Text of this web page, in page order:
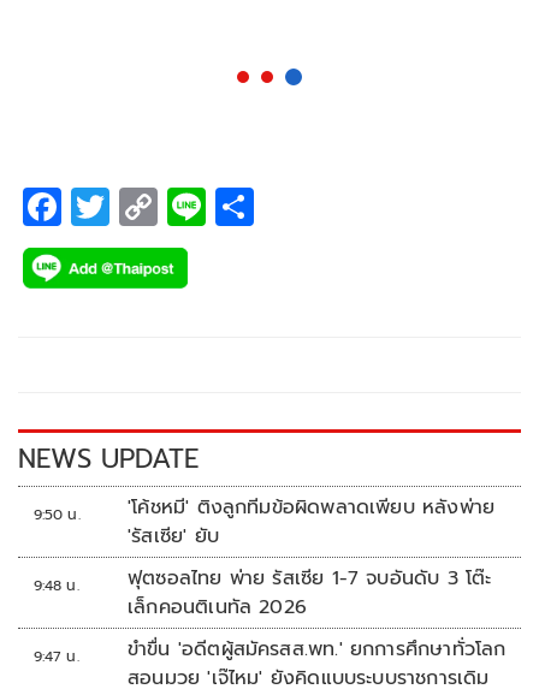
ทำให้ทุกคนน้ำตาซึมเมื่อ แม่นุ่ม (เจี๊ยบ กาญจนาพร) ยอมเสีย
F
ac
e
k
T
wi
tt
C
o
p
k
Li
NEWS UPDATE
9:50 น.
'โค้ชหมี' ติงลูกทีมข้อผิดพลาดเพียบ หลังพ่าย
'รัสเซีย' ยับ
9:48 น.
ฟุตซอลไทย พ่าย รัสเซีย 1-7 จบอันดับ 3 โต๊ะ
เล็กคอนติเนทัล 2026
9:47 น.
ขำขื่น 'อดีตผู้สมัครสส.พท.' ยกการศึกษาทั่วโลก
สอนมวย 'เจ๊ไหม' ยังคิดแบบระบบราชการเดิม